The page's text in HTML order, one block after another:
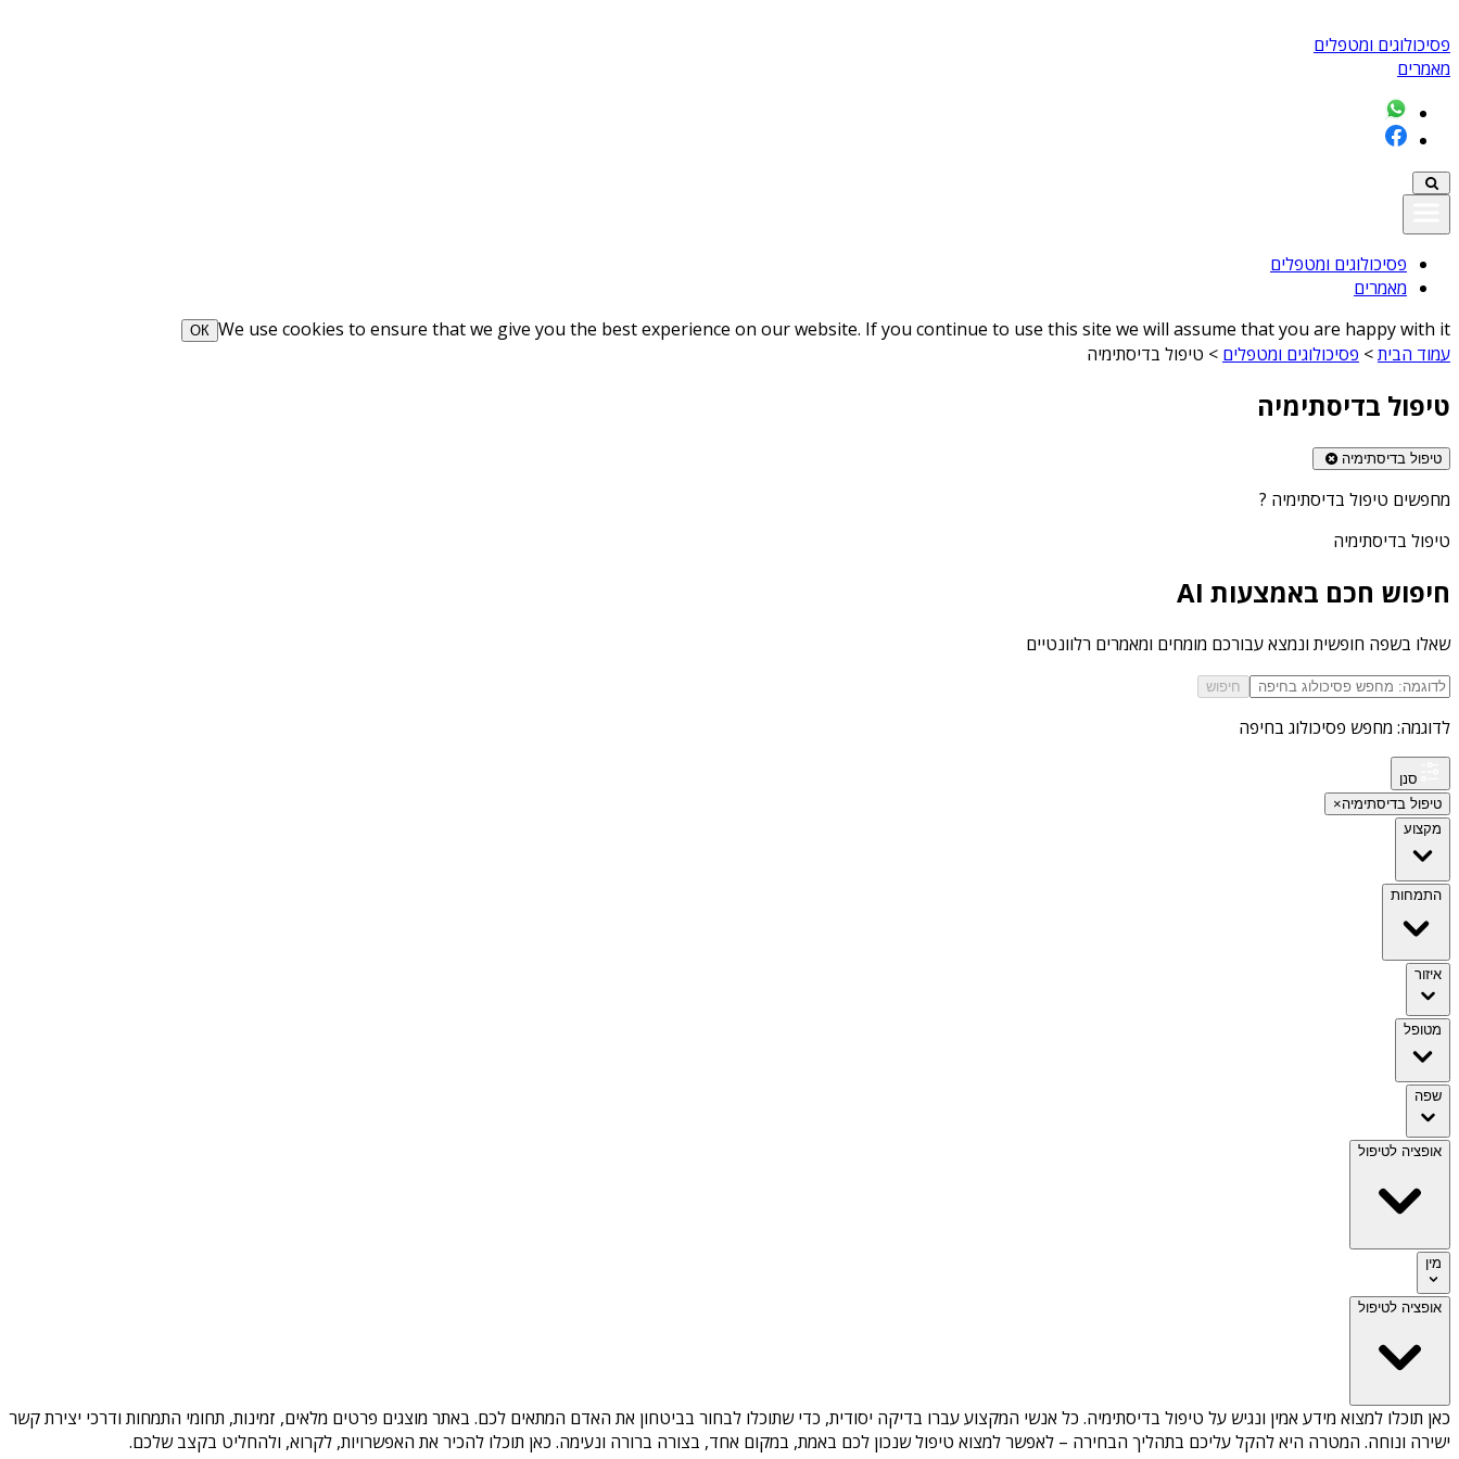
פסיכולוגים ומטפלים
מאמרים
פסיכולוגים ומטפלים
מאמרים
We use cookies to ensure that we give you the best experience on our website. If you continue to use this site we will assume that you are happy with it
ОК
עמוד הבית> פסיכולוגים ומטפלים > טיפול בדיסתימיה
טיפול בדיסתימיה
טיפול בדיסתימיה
מחפשים טיפול בדיסתימיה ?
טיפול בדיסתימיה
חיפוש חכם באמצעות AI
שאלו בשפה חופשית ונמצא עבורכם מומחים ומאמרים רלוונטיים
חיפוש
לדוגמה: מחפש פסיכולוג בחיפה
סנן
טיפול בדיסתימיה×
מקצוע
התמחות
איזור
מטופל
שפה
אופציה לטיפול
מין
אופציה לטיפול
כאן תוכלו למצוא מידע אמין ונגיש על טיפול בדיסתימיה. כל אנשי המקצוע עברו בדיקה יסודית, כדי שתוכלו לבחור בביטחון את האדם המתאים לכם. באתר מוצגים פרטים מלאים, זמינות, תחומי התמחות ודרכי יצירת קשר
ישירה ונוחה. המטרה היא להקל עליכם בתהליך הבחירה – לאפשר למצוא טיפול שנכון לכם באמת, במקום אחד, בצורה ברורה ונעימה. כאן תוכלו להכיר את האפשרויות, לקרוא, ולהחליט בקצב שלכם.